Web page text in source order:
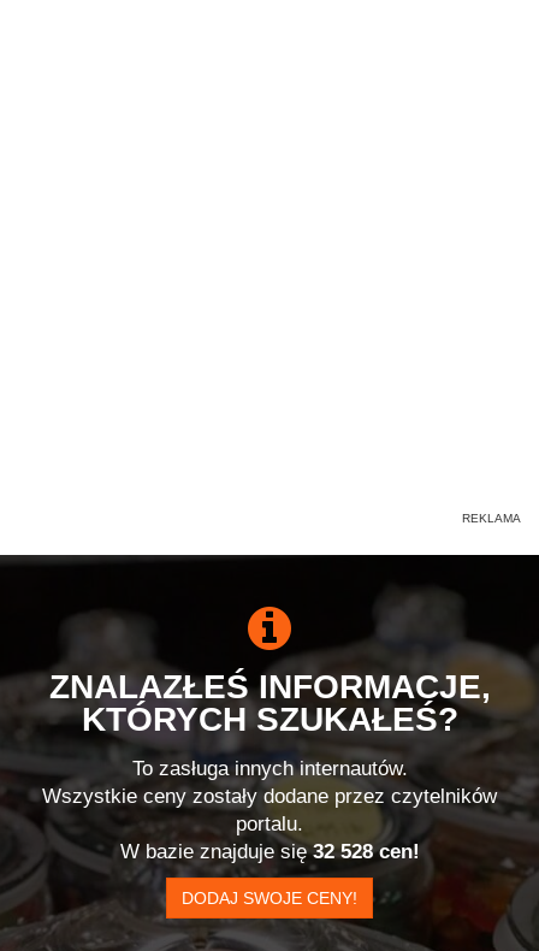
ZNALAZŁEŚ INFORMACJE,
KTÓRYCH SZUKAŁEŚ?
To zasługa innych internautów.
Wszystkie ceny zostały dodane przez czytelników
portalu.
W bazie znajduje się32 528 cen!
DODAJ SWOJE CENY!